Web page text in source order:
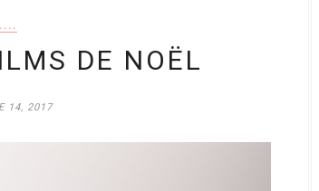
DE NOËL
14, 2017